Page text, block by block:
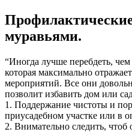
муравьями.
“Иногда лучше перебдеть,
которая максимально
мероприятий. Все они
позволит избавить дом или
1. Поддержание чистоты и
приусадебном участке или в
2. Внимательно следить, чтоб